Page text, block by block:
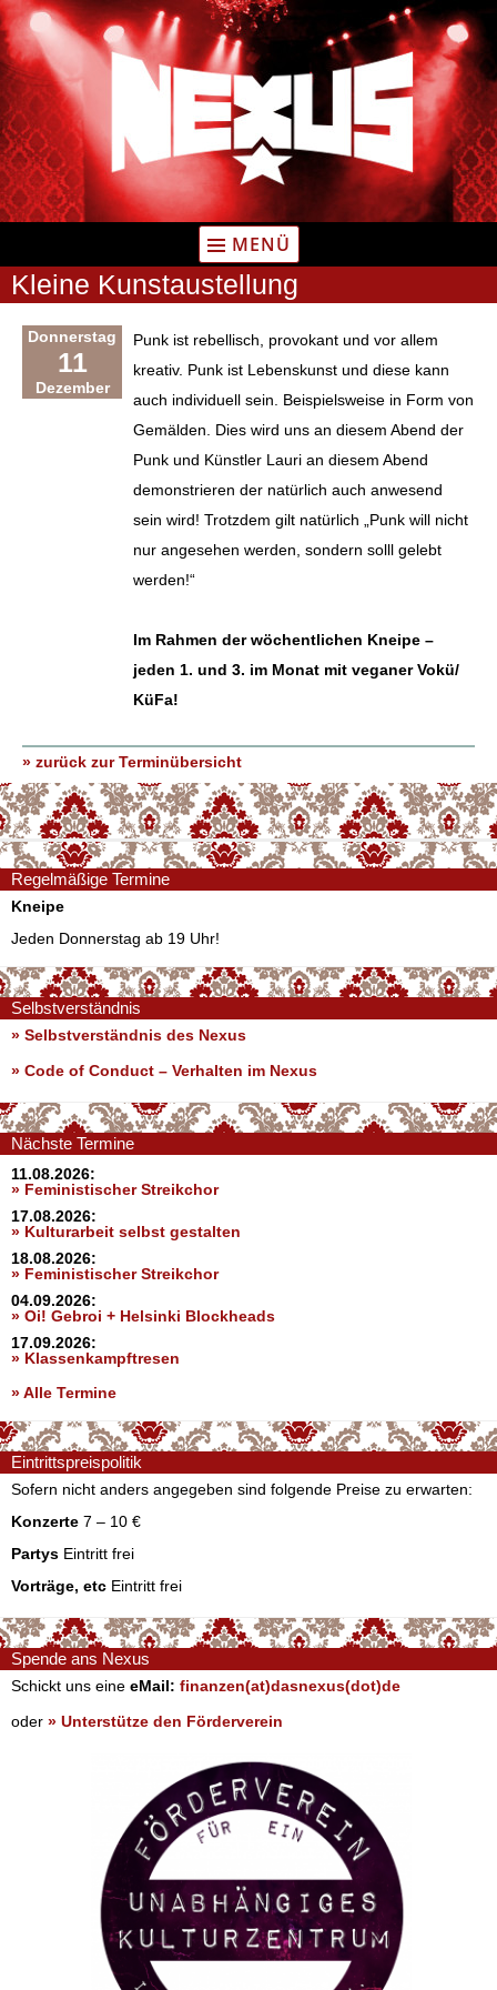
Zum
Inhalt
springen
MENÜ
Kleine Kunstaustellung
Donnerstag
11
Dezember
Punk ist rebellisch, provokant und vor allem
kreativ. Punk ist Lebenskunst und diese kann
auch individuell sein. Beispielsweise in Form von
Gemälden. Dies wird uns an diesem Abend der
Punk und Künstler Lauri an diesem Abend
demonstrieren der natürlich auch anwesend
sein wird! Trotzdem gilt natürlich „Punk will nicht
nur angesehen werden, sondern solll gelebt
werden!“
Im Rahmen der wöchentlichen Kneipe –
jeden 1. und 3. im Monat mit veganer Vokü/
KüFa!
» zurück zur Terminübersicht
Regelmäßige Termine
Kneipe
Jeden Donnerstag ab 19 Uhr!
Selbstverständnis
» Selbstverständnis des Nexus
» Code of Conduct – Verhalten im Nexus
Nächste Termine
11.08.2026:
» Feministischer Streikchor
17.08.2026:
» Kulturarbeit selbst gestalten
18.08.2026:
» Feministischer Streikchor
04.09.2026:
» Oi! Gebroi + Helsinki Blockheads
17.09.2026:
» Klassenkampftresen
» Alle Termine
Eintrittspreispolitik
Sofern nicht anders angegeben sind folgende Preise zu erwarten:
Konzerte 7 – 10 €
Partys Eintritt frei
Vorträge, etc Eintritt frei
Spende ans Nexus
Schickt uns eine eMail: finanzen(at)dasnexus(dot)de
oder » Unterstütze den Förderverein